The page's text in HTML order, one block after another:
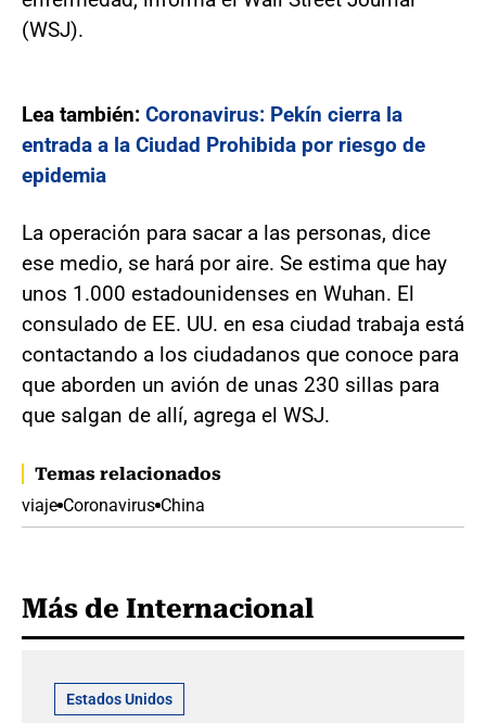
(WSJ).
Lea también: Coronavirus: Pekín cierra la
entrada a la Ciudad Prohibida por riesgo de
epidemia
La operación para sacar a las personas, dice
ese medio, se hará por aire. Se estima que hay
unos 1.000 estadounidenses en Wuhan. El
consulado de EE. UU. en esa ciudad trabaja está
contactando a los ciudadanos que conoce para
que aborden un avión de unas 230 sillas para
que salgan de allí, agrega el WSJ.
Temas relacionados
viaje Coronavirus China
Más de Internacional
Estados Unidos